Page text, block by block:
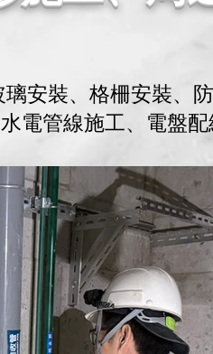
安裝、格柵安裝、防
電管線施工、電盤